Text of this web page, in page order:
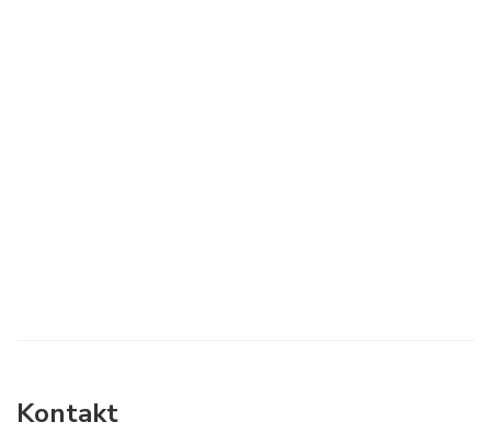
Kontakt